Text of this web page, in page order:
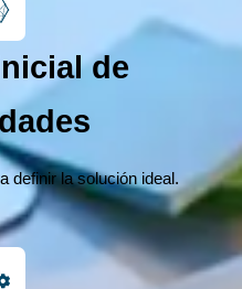
de
definir la solución ideal.